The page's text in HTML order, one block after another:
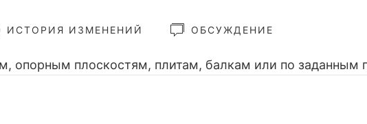
ИСТОРИЯ ИЗМЕНЕНИЙ ОБСУЖДЕНИЕ
опорным плоскостям, плитам, балкам или по заданным